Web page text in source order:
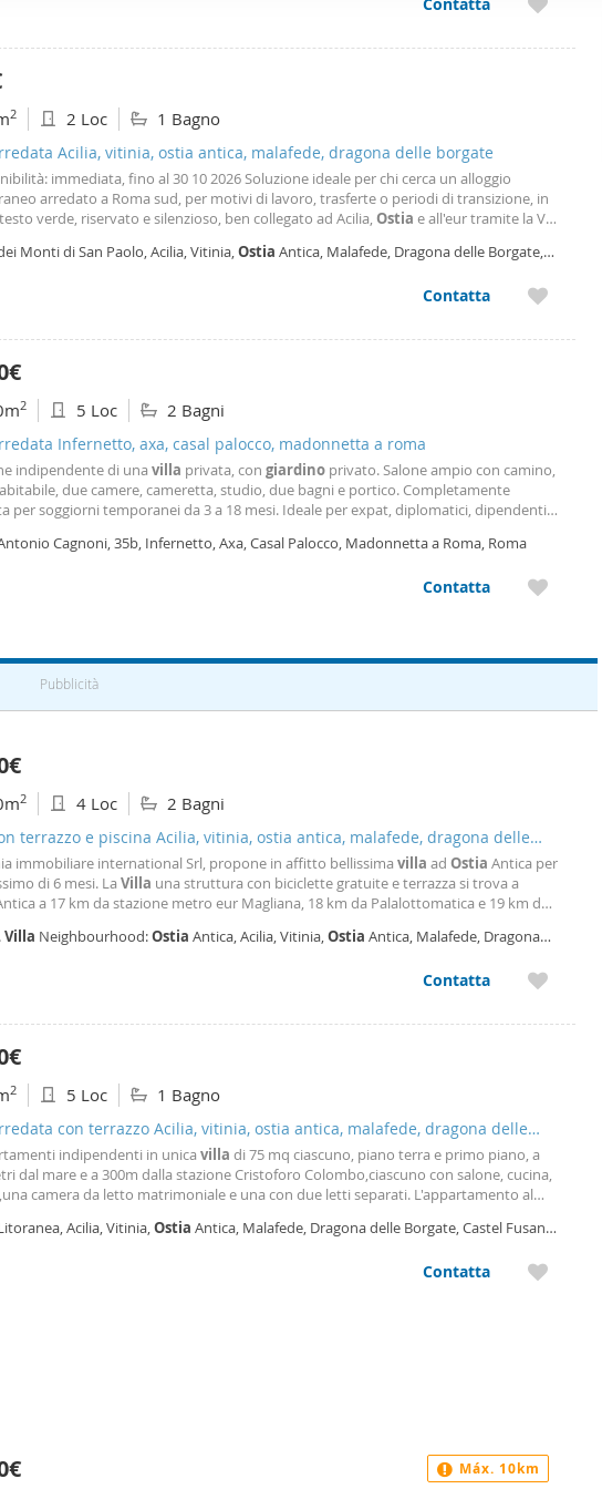
Condividiamo inoltre informazioni sul modo in cui utilizza il nostro sito
di analisi dei dati web, pubblicità e social media, i quali potrebbero
che ha fornito loro o che hanno raccolto dal suo utilizzo dei loro
2 2 Loc 1 Bagno
Acilia, vitinia, ostia antica, malafede, dragona delle borgate
immediata, fino al 30 10 2026 Soluzione ideale per chi cerca un alloggio
arredato a Roma sud, per motivi di lavoro, trasferte o periodi di transizione, in
verde, riservato e silenzioso, ben collegato ad Acilia, Ostia e all'eur tramite la Via
Monti di San Paolo, Acilia, Vitinia,Ostia Antica, Malafede, Dragona delle Borgate,
Contatta
2 5 Loc 2 Bagni
Infernetto, axa, casal palocco, madonnetta a roma
indipendente di una villa privata, con giardino privato. Salone ampio con camino,
due camere, cameretta, studio, due bagni e portico. Completamente
per soggiorni temporanei da 3 a 18 mesi. Ideale per expat, diplomatici, dipendenti
una zona apprezzata dal personale
Cagnoni, 35b, Infernetto, Axa, Casal Palocco, Madonnetta a Roma, Roma
Contatta
Pubblicità
2 4 Loc 2 Bagni
terrazzo e piscina Acilia, vitinia, ostia antica, malafede, dragona delle
immobiliare international Srl, propone in affitto bellissima villa ad Ostia Antica per
di 6 mesi. La Villa una struttura con biciclette gratuite e terrazza si trova a
a 17 km da stazione metro eur Magliana, 18 km da Palalottomatica e 19 km da
e parcheggio privato
Villa Neighbourhood:Ostia Antica, Acilia, Vitinia,Ostia Antica, Malafede, Dragona
Contatta
2 5 Loc 1 Bagno
con terrazzo Acilia, vitinia, ostia antica, malafede, dragona delle
indipendenti in unica villa di 75 mq ciascuno, piano terra e primo piano, a
dal mare e a 300m dalla stazione Cristoforo Colombo,ciascuno con salone, cucina,
camera da letto matrimoniale e una con due letti separati. L'appartamento al
al primo piano è dotato di
Acilia, Vitinia,Ostia Antica, Malafede, Dragona delle Borgate, Castel Fusano,
Contatta
Máx. 10km